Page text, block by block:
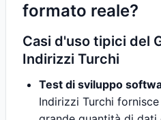
formato reale?
Casi d'uso tipici del
Indirizzi Turchi
Test di sviluppo
Indirizzi Turchi